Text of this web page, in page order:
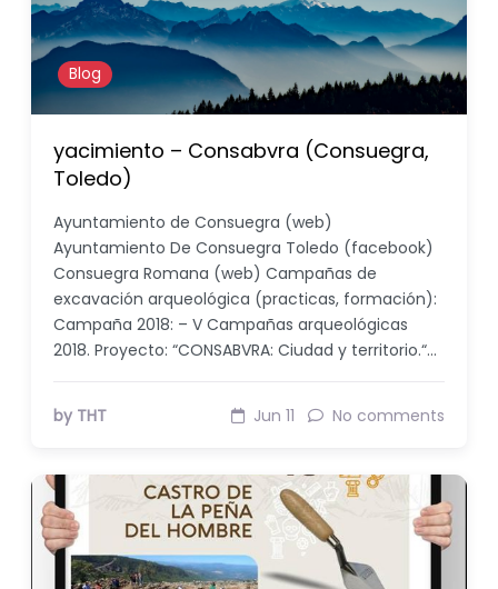
Blog
yacimiento – Consabvra (Consuegra,
Toledo)
Ayuntamiento de Consuegra (web)
Ayuntamiento De Consuegra Toledo (facebook)
Consuegra Romana (web) Campañas de
excavación arqueológica (practicas, formación):
Campaña 2018: – V Campañas arqueológicas
2018. Proyecto: “CONSABVRA: Ciudad y territorio.“…
by THT Jun 11 No comments